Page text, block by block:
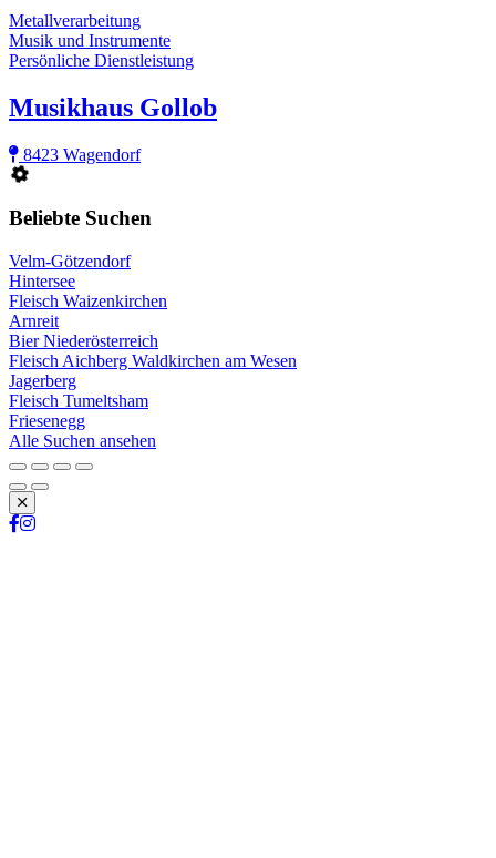
Metallverarbeitung
Musik und Instrumente
Persönliche Dienstleistung
Musikhaus Gollob
8423 Wagendorf
Beliebte Suchen
Velm-Götzendorf
Hintersee
Fleisch Waizenkirchen
Arnreit
Bier Niederösterreich
Fleisch Aichberg Waldkirchen am Wesen
Jagerberg
Fleisch Tumeltsham
Friesenegg
Alle Suchen ansehen
Schließen